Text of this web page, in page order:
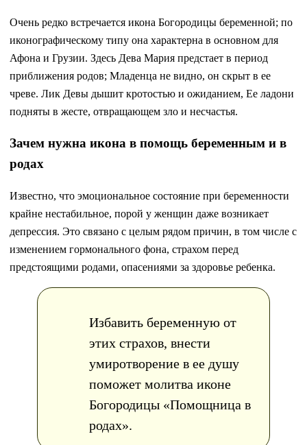
Очень редко встречается икона Богородицы беременной; по
иконографическому типу она характерна в основном для
Афона и Грузии. Здесь Дева Мария предстает в период
приближения родов; Младенца не видно, он скрыт в ее
чреве. Лик Девы дышит кротостью и ожиданием, Ее ладони
подняты в жесте, отвращающем зло и несчастья.
Зачем нужна икона в помощь беременным и в
родах
Известно, что эмоциональное состояние при беременности
крайне нестабильное, порой у женщин даже возникает
депрессия. Это связано с целым рядом причин, в том числе с
изменением гормонального фона, страхом перед
предстоящими родами, опасениями за здоровье ребенка.
Избавить беременную от
этих страхов, внести
умиротворение в ее душу
поможет молитва иконе
Богородицы «Помощница в
родах».